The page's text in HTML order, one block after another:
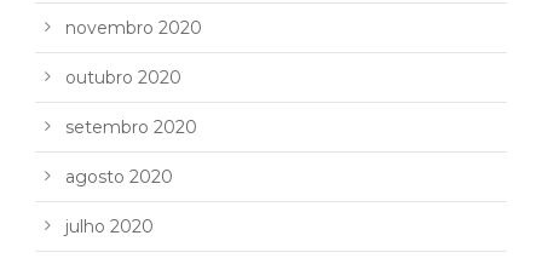
novembro 2020
outubro 2020
setembro 2020
agosto 2020
julho 2020